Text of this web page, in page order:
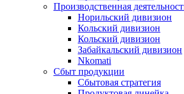
Производственная
Норильский дивизион
Кольский дивизион
Кольский дивизион
Забайкальский дивизион
Nkomati
Сбыт продукции
Сбытовая стратегия